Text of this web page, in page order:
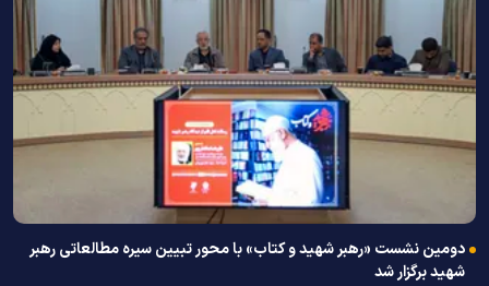
دومین نشست «رهبر شهید و کتاب» با محور تبیین سیره مطالعاتی رهبر
شهید برگزار شد